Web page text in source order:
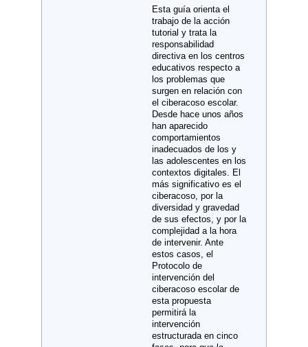
Esta guía orienta el
trabajo de la acción
tutorial y trata la
responsabilidad
directiva en los centros
educativos respecto a
los problemas que
surgen en relación con
el ciberacoso escolar.
Desde hace unos años
han aparecido
comportamientos
inadecuados de los y
las adolescentes en los
contextos digitales. El
más significativo es el
ciberacoso, por la
diversidad y gravedad
de sus efectos, y por la
complejidad a la hora
de intervenir. Ante
estos casos, el
Protocolo de
intervención del
ciberacoso escolar de
esta propuesta
permitirá la
intervención
estructurada en cinco